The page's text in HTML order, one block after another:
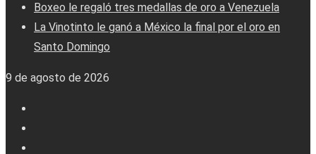
Boxeo le regaló tres medallas de oro a Venezuela
La Vinotinto le ganó a México la final por el oro en
Santo Domingo
9 de agosto de 2026